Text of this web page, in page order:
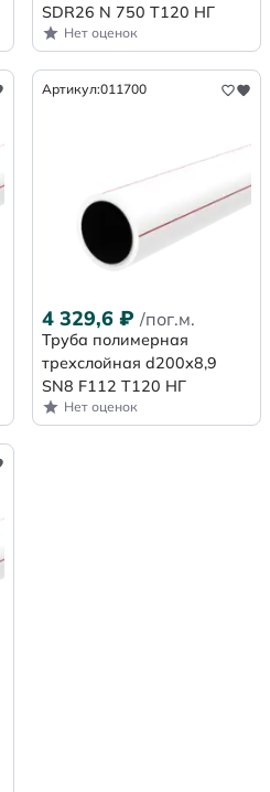
SDR26 N 750 Т120 НГ
Нет оценок
Артикул:011700
4 329,6 ₽ /пог.м.
Труба полимерная
трехслойная d200х8,9
SN8 F112 Т120 НГ
Нет оценок